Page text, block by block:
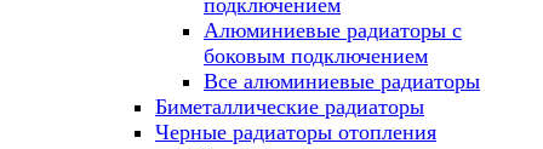
подключением
Алюминиевые радиаторы с
боковым подключением
Все алюминиевые радиаторы
Биметаллические радиаторы
Черные радиаторы отопления